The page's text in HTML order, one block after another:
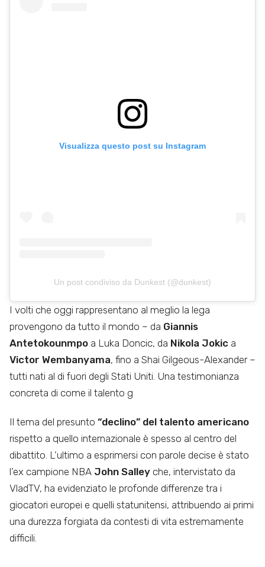
Visualizza questo post su Instagram
Un post condiviso da Dunkest (@dunkest)
I volti che oggi rappresentano al meglio la lega
provengono da tutto il mondo – da Giannis
Antetokounmpo a Luka Doncic, da Nikola Jokic a
Victor Wembanyama, fino a Shai Gilgeous-Alexander –
tutti nati al di fuori degli Stati Uniti. Una testimonianza
concreta di come il talento g
Il tema del presunto “declino” del talento americano
rispetto a quello internazionale è spesso al centro del
dibattito. L’ultimo a esprimersi con parole decise è stato
l’ex campione NBA John Salley che, intervistato da
VladTV, ha evidenziato le profonde differenze tra i
giocatori europei e quelli statunitensi, attribuendo ai primi
una durezza forgiata da contesti di vita estremamente
difficili.